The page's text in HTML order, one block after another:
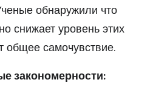
обнаружили что
снижает уровень этих
общее самочувствие.
закономерности: